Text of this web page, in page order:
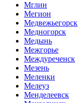
Мглин
Мегион
Медвежьегорск
Медногорск
Медынь
Межгорье
Междуреченск
Мезень
Меленки
Мелеуз
Менделеевск